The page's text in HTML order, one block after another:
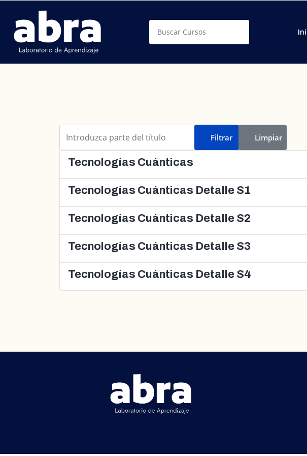
Buscar
Filtrar Limpiar
Tecnologías Cuánticas
Tecnologías Cuánticas Detalle S1
Tecnologías Cuánticas Detalle S2
Tecnologías Cuánticas Detalle S3
Tecnologías Cuánticas Detalle S4